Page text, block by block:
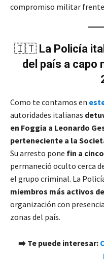
compromiso militar frente
🇮🇹 La Policía
del país a capo
Como te contamos en
autoridades italianas
en Foggia a Leonardo
perteneciente a la
Su arresto pone fin a
permaneció oculto cerca
el grupo criminal. La
miembros más activos
organización con
zonas del país.
➡️ Te puede interesar: